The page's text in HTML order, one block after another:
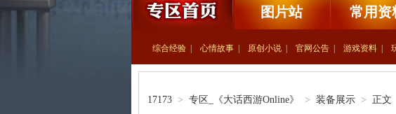
图片站 常用资
综合经验 心情故事 原创小说 官网公告 游戏资料
17173 > 专区_《大话西游Online》 > 装备展示 > 正文